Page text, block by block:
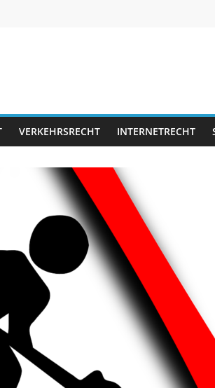
VERKEHRSRECHT INTERNETRECHT